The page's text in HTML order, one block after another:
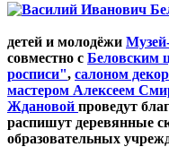
детей и молодёжи
совместно с Беловским
росписи", салоном
мастером Алексеем
Ждановой проведут
распишут деревянные
образовательных